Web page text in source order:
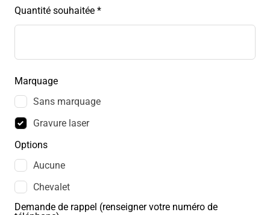
Quantité souhaitée *
Marquage
Sans marquage
Gravure laser
Options
Aucune
Chevalet
Demande de rappel (renseigner votre numéro de